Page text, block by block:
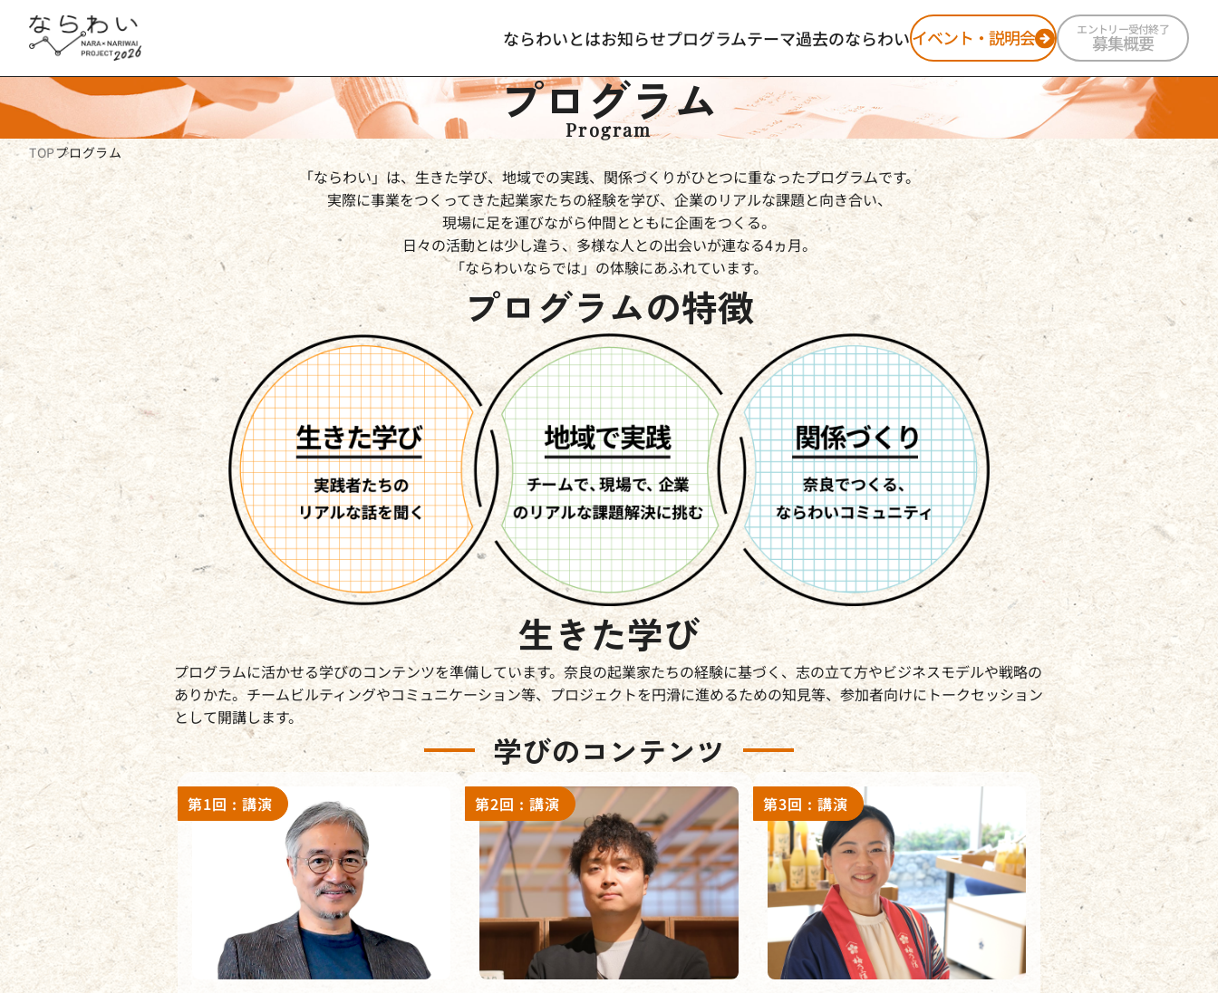
ならわいとはお知らせプログラムテーマ過去のならわい
ならわい2025
ならわい2024
ならわい2023
ならわい2022
イベント・説明会 エントリー受付終了
募集概要
プログラム
Program
TOPプログラム
「ならわい」は、生きた学び、地域での実践、関係づくりがひとつに重なったプログラムです。
実際に事業をつくってきた起業家たちの経験を学び、企業のリアルな課題と向き合い、
現場に足を運びながら仲間とともに企画をつくる。
日々の活動とは少し違う、多様な人との出会いが連なる4ヵ月。
「ならわいならでは」の体験にあふれています。
プログラムの特徴
生きた学び
プログラムに活かせる学びのコンテンツを準備しています。奈良の起業家たちの経験に基づく、志の立て方やビジネスモデルや戦略の
ありかた。チームビルティングやコミュニケーション等、プロジェクトを円滑に進めるための知見等、参加者向けにトークセッション
として開講します。
学びのコンテンツ